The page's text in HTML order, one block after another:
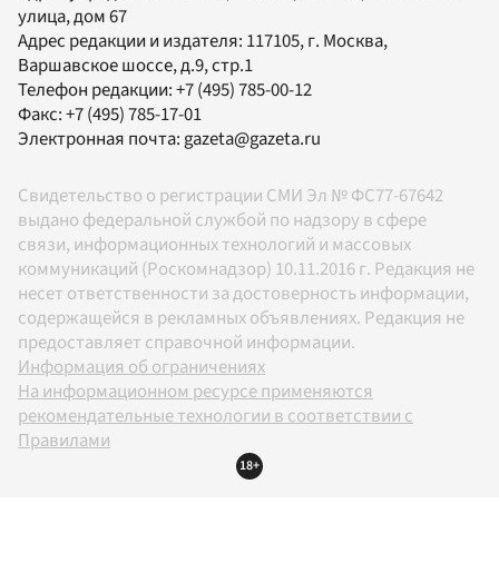
улица, дом 67
Адрес редакции и издателя: 117105, г. Москва,
Варшавское шоссе, д.9, стр.1
Телефон редакции:+7 (495) 785-00-12
Факс:+7 (495) 785-17-01
Электронная почта:gazeta@gazeta.ru
Свидетельство о регистрации СМИ Эл № ФС77-67642
выдано федеральной службой по надзору в сфере
связи, информационных технологий и массовых
коммуникаций (Роскомнадзор) 10.11.2016 г. Редакция не
несет ответственности за достоверность информации,
содержащейся в рекламных объявлениях. Редакция не
предоставляет справочной информации.
Информация об ограничениях
На информационном ресурсе применяются
рекомендательные технологии в соответствии с
Правилами
18+